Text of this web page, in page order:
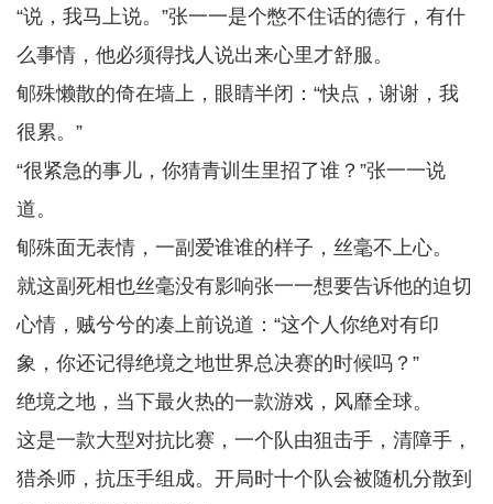
“说，我马上说。”张一一是个憋不住话的德行，有什
么事情，他必须得找人说出来心里才舒服。
郇殊懒散的倚在墙上，眼睛半闭：“快点，谢谢，我
很累。”
“很紧急的事儿，你猜青训生里招了谁？”张一一说
道。
郇殊面无表情，一副爱谁谁的样子，丝毫不上心。
就这副死相也丝毫没有影响张一一想要告诉他的迫切
心情，贼兮兮的凑上前说道：“这个人你绝对有印
象，你还记得绝境之地世界总决赛的时候吗？”
绝境之地，当下最火热的一款游戏，风靡全球。
这是一款大型对抗比赛，一个队由狙击手，清障手，
猎杀师，抗压手组成。开局时十个队会被随机分散到